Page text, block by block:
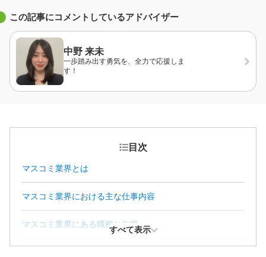
この記事にコメントしているアドバイザー
中野 来未
一歩踏み出す勇気を、全力で応援しま
す！
目次
マスコミ業界とは
マスコミ業界における主な仕事内容
マスコミ業界にある職種と年収
すべて表示